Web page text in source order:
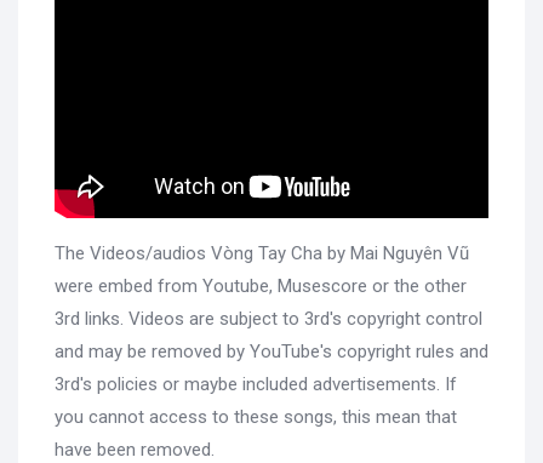
The Videos/audios Vòng Tay Cha by Mai Nguyên Vũ
were embed from Youtube, Musescore or the other
3rd links. Videos are subject to 3rd's copyright control
and may be removed by YouTube's copyright rules and
3rd's policies or maybe included advertisements. If
you cannot access to these songs, this mean that
have been removed.